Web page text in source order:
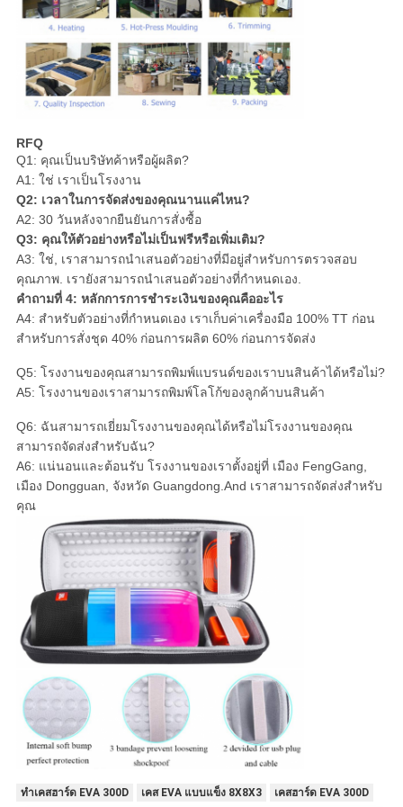
RFQ
Q1: คุณเป็นบริษัทค้าหรือผู้ผลิต?
A1: ใช่ เราเป็นโรงงาน
Q2: เวลาในการจัดส่งของคุณนานแค่ไหน?
A2: 30 วันหลังจากยืนยันการสั่งซื้อ
Q3: คุณให้ตัวอย่างหรือไม่เป็นฟรีหรือเพิ่มเติม?
A3: ใช่, เราสามารถนําเสนอตัวอย่างที่มีอยู่สําหรับการตรวจสอบ
คุณภาพ. เรายังสามารถนําเสนอตัวอย่างที่กําหนดเอง.
คําถามที่ 4: หลักการการชําระเงินของคุณคืออะไร
A4: สําหรับตัวอย่างที่กําหนดเอง เราเก็บค่าเครื่องมือ 100% TT ก่อน
สําหรับการสั่งชุด 40% ก่อนการผลิต 60% ก่อนการจัดส่ง
Q5: โรงงานของคุณสามารถพิมพ์แบรนด์ของเราบนสินค้าได้หรือไม่?
A5: โรงงานของเราสามารถพิมพ์โลโก้ของลูกค้าบนสินค้า
Q6: ฉันสามารถเยี่ยมโรงงานของคุณได้หรือไม่โรงงานของคุณ
สามารถจัดส่งสําหรับฉัน?
A6: แน่นอนและต้อนรับ โรงงานของเราตั้งอยู่ที่ เมือง FengGang,
เมือง Dongguan, จังหวัด Guangdong.And เราสามารถจัดส่งสําหรับ
คุณ
ทำเคสฮาร์ด EVA 300D เคส EVA แบบแข็ง 8X8X3 เคสฮาร์ด EVA 300D